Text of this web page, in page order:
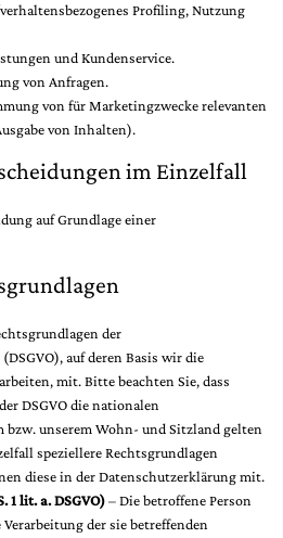
Profiling, Nutzung
und Kundenservice.
von Anfragen.
von für Marketingzwecke relevanten
von Inhalten).
im Einzelfall
auf Grundlage einer
der
auf deren Basis wir die
mit. Bitte beachten Sie, dass
DSGVO die nationalen
unserem Wohn- und Sitzland gelten
speziellere Rechtsgrundlagen
diese in der Datenschutzerklärung mit.
1 lit. a. DSGVO)– Die betroffene Person
der sie betreffenden